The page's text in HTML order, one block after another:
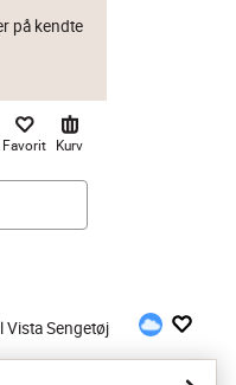
på kendte
Favorit Kurv
Vista Sengetøj